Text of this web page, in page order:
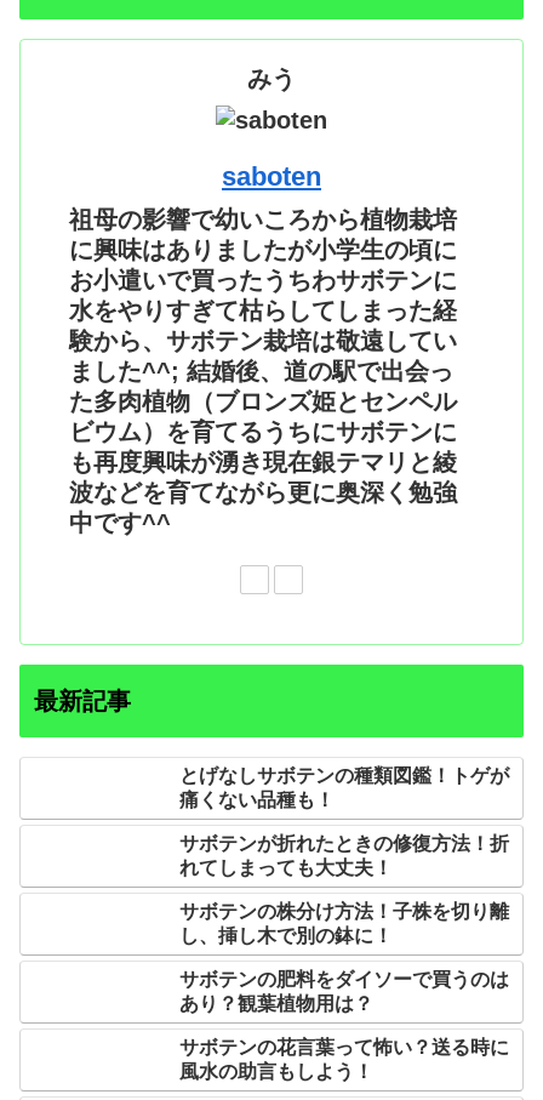
みう
saboten
祖母の影響で幼いころから植物栽培
に興味はありましたが小学生の頃に
お小遣いで買ったうちわサボテンに
水をやりすぎて枯らしてしまった経
験から、サボテン栽培は敬遠してい
ました^^; 結婚後、道の駅で出会っ
た多肉植物（ブロンズ姫とセンペル
ビウム）を育てるうちにサボテンに
も再度興味が湧き現在銀テマリと綾
波などを育てながら更に奥深く勉強
中です^^
最新記事
とげなしサボテンの種類図鑑！トゲが
痛くない品種も！
サボテンが折れたときの修復方法！折
れてしまっても大丈夫！
サボテンの株分け方法！子株を切り離
し、挿し木で別の鉢に！
サボテンの肥料をダイソーで買うのは
あり？観葉植物用は？
サボテンの花言葉って怖い？送る時に
風水の助言もしよう！